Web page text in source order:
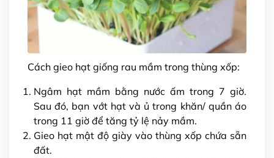
Cách gieo hạt giống rau mầm trong thùng xốp:
Ngâm hạt mầm bằng nước ấm trong 7 giờ.
Sau đó, bạn vớt hạt và ủ trong khăn/ quần áo
trong 11 giờ để tăng tỷ lệ nảy mầm.
Gieo hạt mật độ giày vào thùng xốp chứa sẵn
đất.